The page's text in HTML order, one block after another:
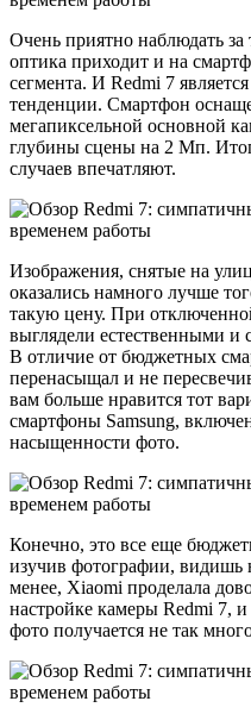
Очень приятно наблюдать за
оптика приходит и на
сегмента. И Redmi 7
тенденции. Смартфон
мегапиксельной основной
глубины сцены на 2 Мп.
случаев впечатляют.
Изображения, снятые на
оказались намного лучше
такую цену. При
выглядели естественными и
В отличие от бюджетных
перенасыщал и не
вам больше нравится тот
смартфоны Samsung,
насыщенности фото.
Конечно, это все еще
изучив фотографии, видишь
менее, Xiaomi проделала
настройке камеры Redmi 7,
фото получается не так